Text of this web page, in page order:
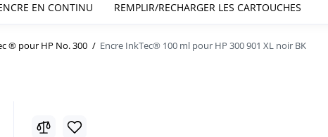
EN CONTINU REMPLIR/RECHARGER LES CARTOUCHES
® pour HP No. 300 Encre InkTec® 100 ml pour HP 300 901 XL noir BK